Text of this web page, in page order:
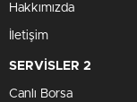
Hakkımızda
İletişim
SERVİSLER 2
Canlı Borsa